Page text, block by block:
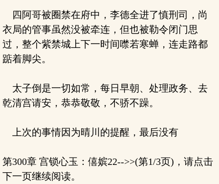
四阿哥被圈禁在府中，李德全进了慎刑司，尚
衣局的管事虽然没被牵连，但也被勒令闭门思
过，整个紫禁城上下一时间噤若寒蝉，连走路都
踮着脚尖。
太子倒是一切如常，每日早朝、处理政务、去
乾清宫请安，恭恭敬敬，不骄不躁。
上次的事情因为晴川的提醒，最后没有
第300章 宫锁心玉：僖嫔22-->>(第1/3页)，请点击
下一页继续阅读。